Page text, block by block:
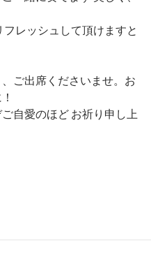
レッシュして頂けますと
ご出席くださいませ。お
自愛のほど お祈り申し上